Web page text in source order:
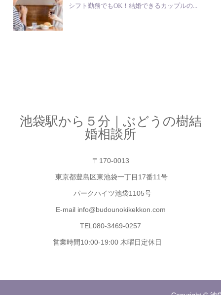
シフト勤務でもOK！結婚できるカップルの...
池袋駅から５分｜ぶどうの樹結
婚相談所
〒170-0013
東京都豊島区東池袋一丁目17番11号
パークハイツ池袋1105号
E-mail info@budounokikekkon.com
TEL080-3469-0257
営業時間10:00-19:00 木曜日定休日